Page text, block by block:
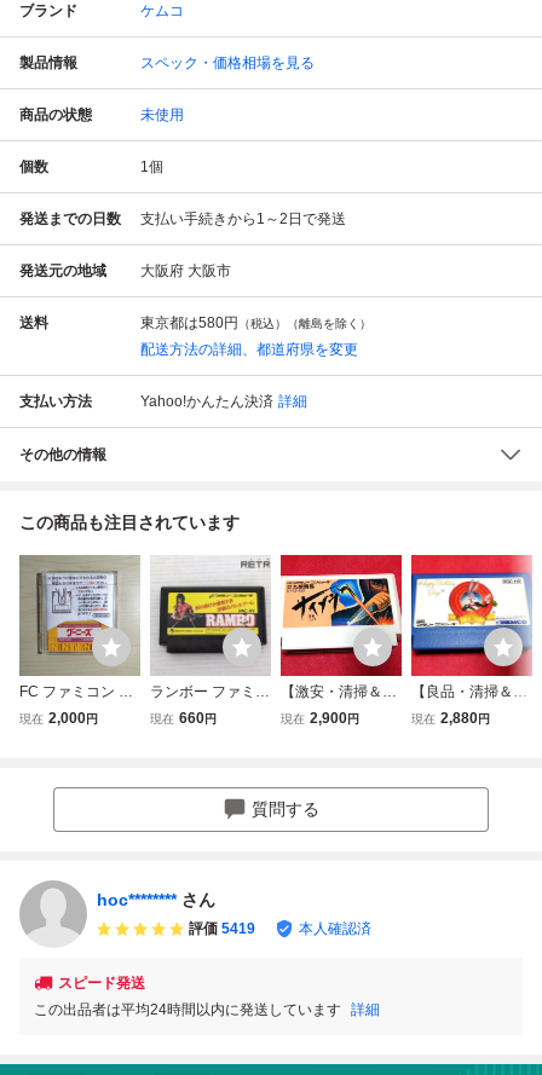
ブランド ケムコ
製品情報 スペック・価格相場を見る
商品の状態 未使用
個数 1個
発送までの日数 支払い手続きから1～2日で発送
発送元の地域 大阪府 大阪市
送料 東京都は580円 （税込）（離島を除く）
配送方法の詳細、都道府県を変更
支払い方法 Yahoo!かんたん決済 詳細
その他の情報
この商品も注目されています
FC ファミコン デ
ィスクシステム デ
現在 2,000円
ランボー ファミコ
ン FC
現在 660円
【激安・清掃＆動
作確認済】FC フ
ア必見・まとめ
て・大量
現在 2,900円
【良品・清掃＆動
作確認済】FC フ
現在 2,880円
質問する
hoc******** さん
評価 5419 本人確認済
スピード発送
この出品者は平均24時間以内に発送しています 詳細